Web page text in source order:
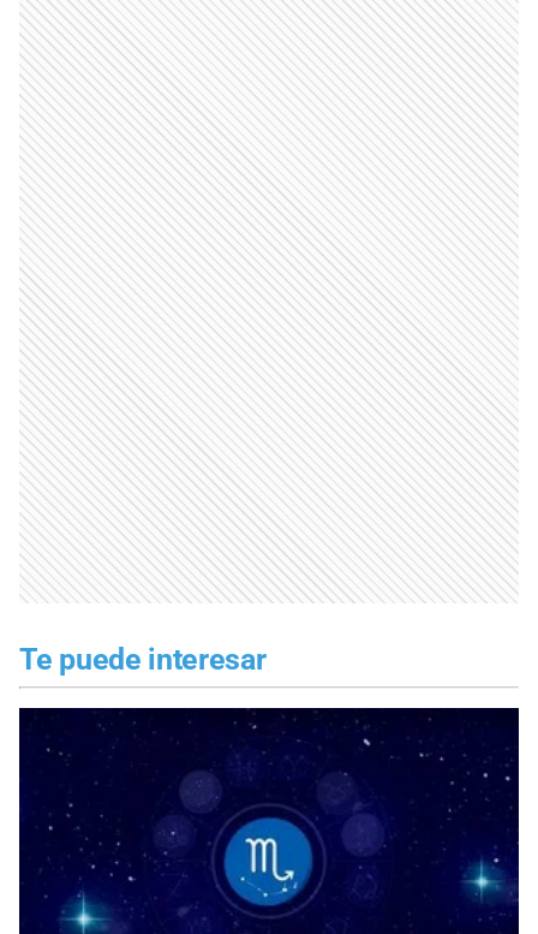
Te puede interesar